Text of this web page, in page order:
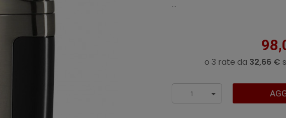
...
1